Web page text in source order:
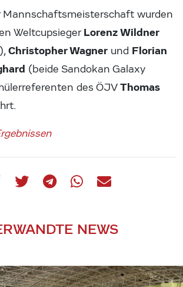
Mannschaftsmeisterschaft wurden
WeltcupsiegerLorenz Wildner
Christopher Wagner und Florian
(beide Sandokan Galaxy
des ÖJVThomas
NEWS